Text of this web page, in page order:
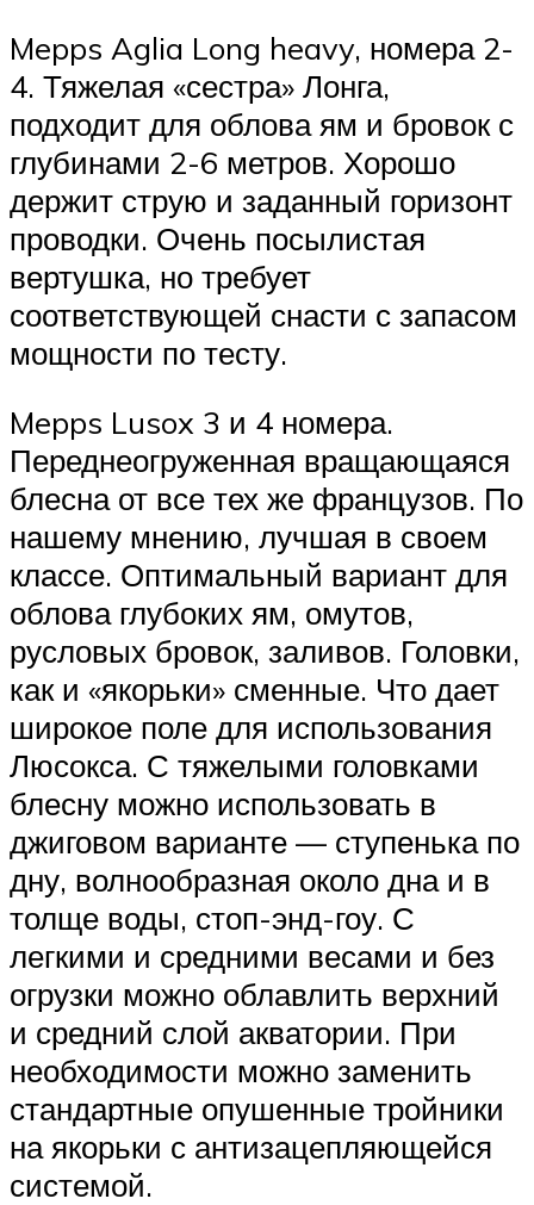
Mepps Aglia Long heavy, номера 2-
4. Тяжелая «сестра» Лонга,
подходит для облова ям и бровок с
глубинами 2-6 метров. Хорошо
держит струю и заданный горизонт
проводки. Очень посылистая
вертушка, но требует
соответствующей снасти с запасом
мощности по тесту.
Mepps Lusox 3 и 4 номера.
Переднеогруженная вращающаяся
блесна от все тех же французов. По
нашему мнению, лучшая в своем
классе. Оптимальный вариант для
облова глубоких ям, омутов,
русловых бровок, заливов. Головки,
как и «якорьки» сменные. Что дает
широкое поле для использования
Люсокса. С тяжелыми головками
блесну можно использовать в
джиговом варианте — ступенька по
дну, волнообразная около дна и в
толще воды, стоп-энд-гоу. С
легкими и средними весами и без
огрузки можно облавлить верхний
и средний слой акватории. При
необходимости можно заменить
стандартные опушенные тройники
на якорьки с антизацепляющейся
системой.